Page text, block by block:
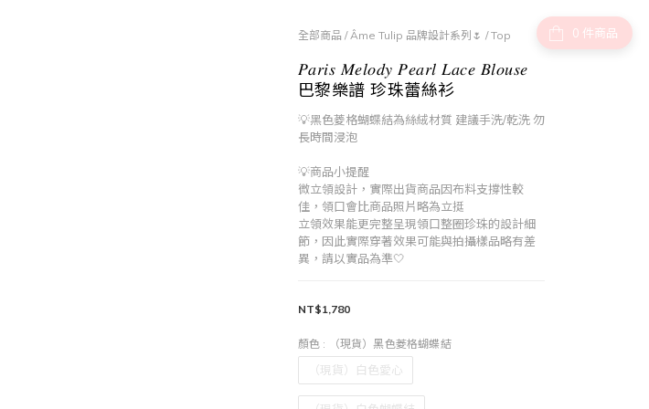
件商品
全部商品 /Âme Tulip 品牌設計系列🌷 /Top
𝑃𝑎𝑟𝑖𝑠 𝑀𝑒𝑙𝑜𝑑𝑦 𝑃𝑒𝑎𝑟𝑙 𝐿𝑎𝑐𝑒 𝐵𝑙𝑜𝑢𝑠𝑒
巴黎樂譜 珍珠蕾絲衫
💡黑色菱格蝴蝶結為絲絨材質 建議手洗/乾洗 勿
長時間浸泡
💡商品小提醒
微立領設計，實際出貨商品因布料支撐性較
佳，領口會比商品照片略為立挺
立領效果能更完整呈現領口整圈珍珠的設計細
節，因此實際穿著效果可能與拍攝樣品略有差
異，請以實品為準🤍
NT$1,780
顏色 : （現貨）黑色菱格蝴蝶結
（現貨）白色愛心